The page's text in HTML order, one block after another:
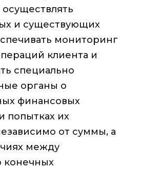
и существующих
мониторинг
клиента и
специально
органы о
финансовых
попытках их
от суммы, а
между
конечных